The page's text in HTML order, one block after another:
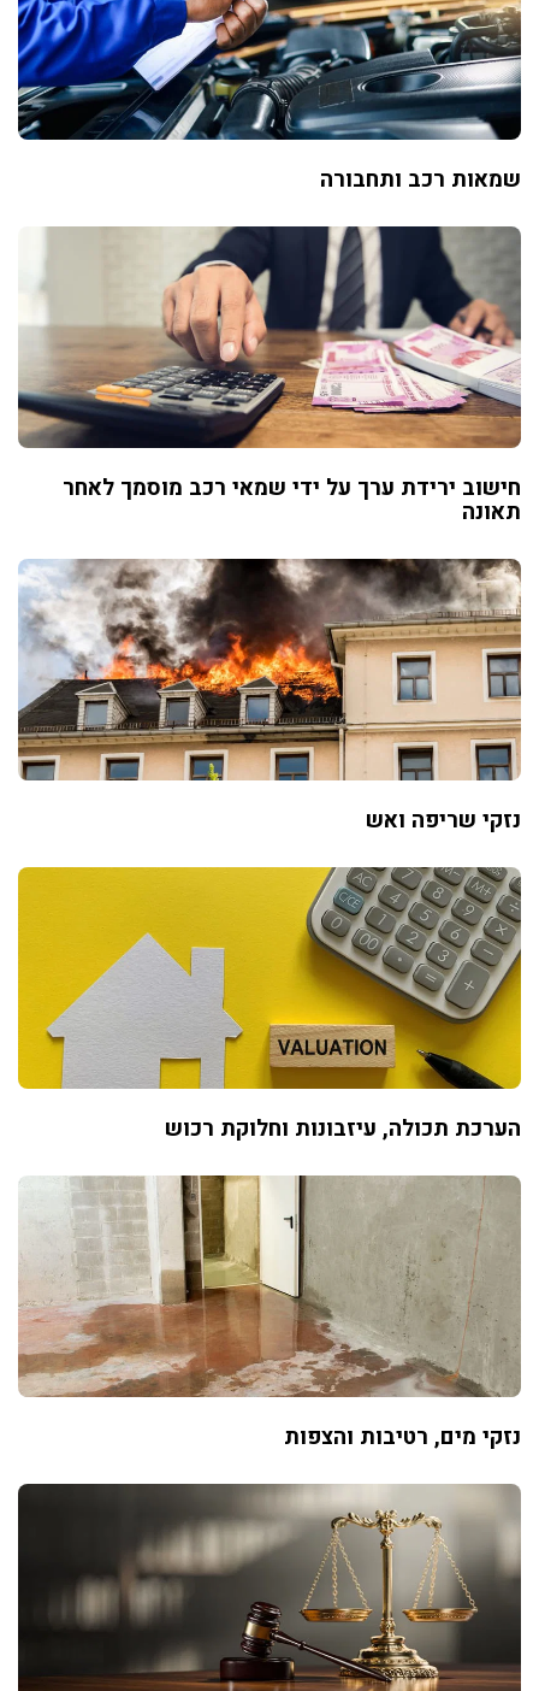
שמאות רכב ותחבורה
חישוב ירידת ערך על ידי שמאי רכב מוסמך לאחר
תאונה
נזקי שריפה ואש
הערכת תכולה, עיזבונות וחלוקת רכוש
נזקי מים, רטיבות והצפות